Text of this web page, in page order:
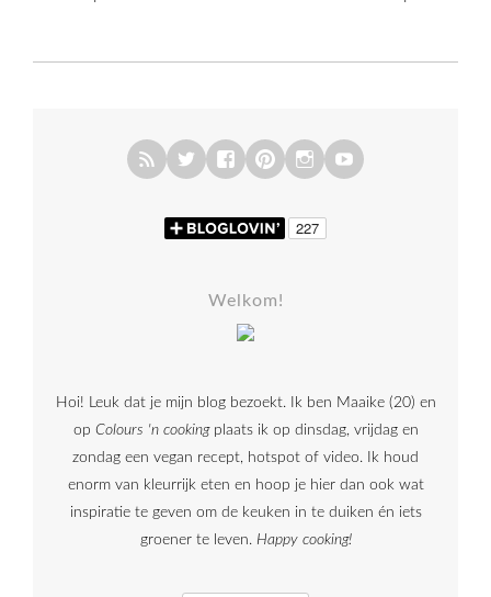
Welkom!
Hoi! Leuk dat je mijn blog bezoekt. Ik ben Maaike (20) en
op Colours 'n cookingplaats ik op dinsdag, vrijdag en
zondag een vegan recept, hotspot of video. Ik houd
enorm van kleurrijk eten en hoop je hier dan ook wat
inspiratie te geven om de keuken in te duiken én iets
groener te leven. Happy cooking!